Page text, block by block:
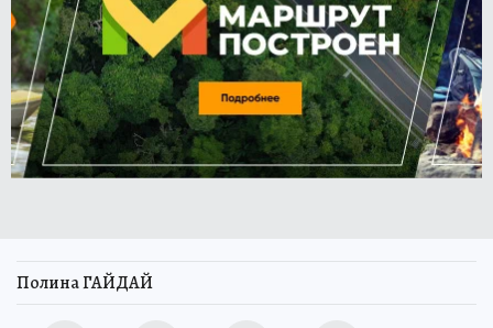
Полина ГАЙДАЙ